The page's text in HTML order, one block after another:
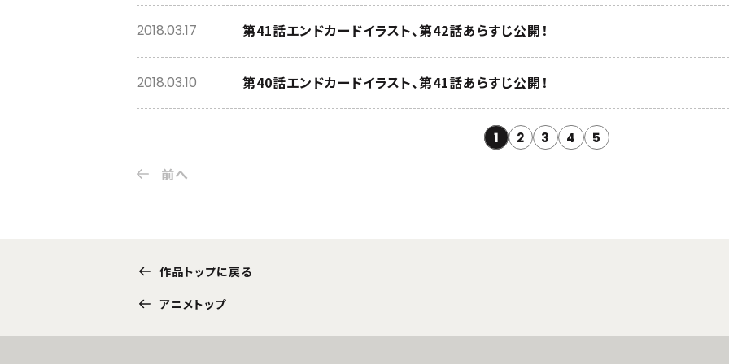
第41話エンドカードイラスト、第42話あらすじ公開！
2018.03.17
第40話エンドカードイラスト、第41話あらすじ公開！
2018.03.10
1 2 3 4 5
前へ
作品トップに戻る
アニメトップ